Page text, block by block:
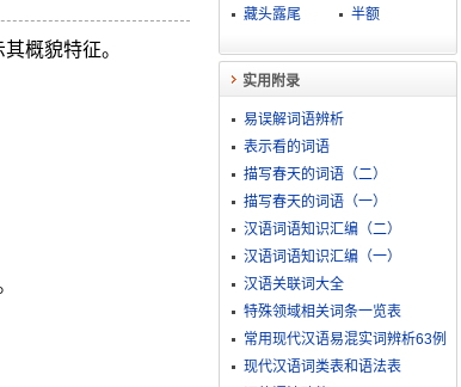
概貌特征。
藏头露尾
半额
实用附录
易误解词语辨析
表示看的词语
描写春天的词语（二）
描写春天的词语（一）
汉语词语知识汇编（二）
汉语词语知识汇编（一）
汉语关联词大全
特殊领域相关词条一览表
常用现代汉语易混实词辨析63例
现代汉语词类表和语法表